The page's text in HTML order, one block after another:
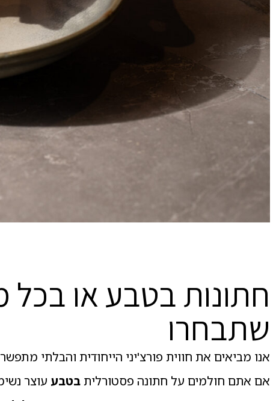
חתונות בטבע או בכל
שתבחרו
אנו מביאים את חווית פורצ'יני הייחודית והבלתי
אם אתם חולמים על חתונה פסטורליתבטבע עוצר